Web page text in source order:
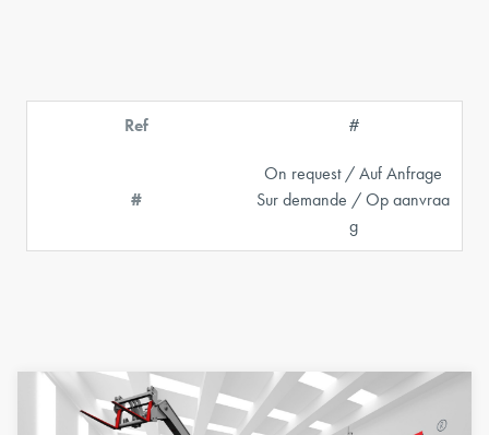
Ref #
#
On request / Auf Anfrage
Sur demande / Op aanvraa
g